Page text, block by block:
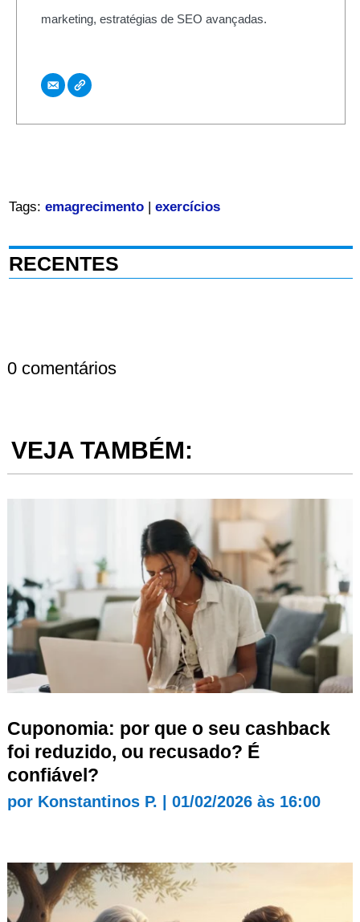
marketing, estratégias de SEO avançadas.
Tags: emagrecimento| exercícios
RECENTES
0 comentários
VEJA TAMBÉM:
Cuponomia: por que o seu cashback
foi reduzido, ou recusado? É
confiável?
por Konstantinos P. 01/02/2026 às 16:00